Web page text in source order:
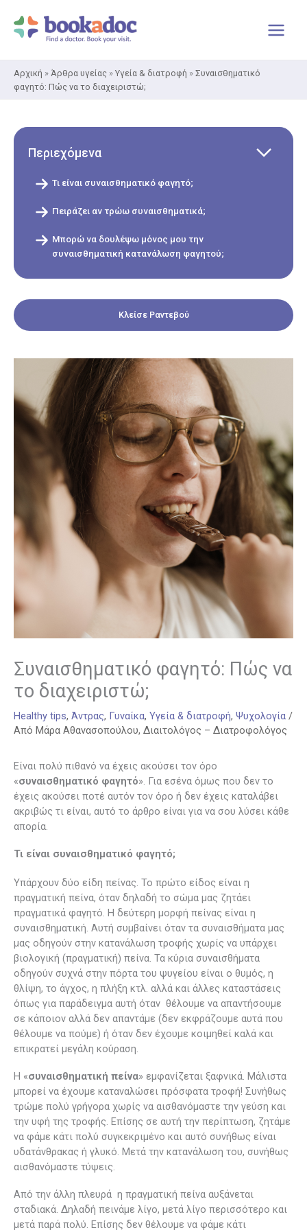
στο
περιεχόμενο
Αρχική » Άρθρα υγείας » Υγεία & διατροφή » Συναισθηματικό
φαγητό: Πώς να το διαχειριστώ;
Συναισθηματικό φαγητό: Πώς να
το διαχειριστώ;
Healthy tips, Άντρας, Γυναίκα, Υγεία & διατροφή, Ψυχολογία /
Από Μάρα Αθανασοπούλου, Διαιτολόγος – Διατροφολόγος
Είναι πολύ πιθανό να έχεις ακούσει τον όρο
«συναισθηματικό φαγητό». Για εσένα όμως που δεν το
έχεις ακούσει ποτέ αυτόν τον όρο ή δεν έχεις καταλάβει
ακριβώς τι είναι, αυτό το άρθρο είναι για να σου λύσει κάθε
απορία.
Τι είναι συναισθηματικό φαγητό;
Υπάρχουν δύο είδη πείνας. Το πρώτο είδος είναι η
πραγματική πείνα, όταν δηλαδή το σώμα μας ζητάει
πραγματικά φαγητό. Η δεύτερη μορφή πείνας είναι η
συναισθηματική. Αυτή συμβαίνει όταν τα συναισθήματα μας
μας οδηγούν στην κατανάλωση τροφής χωρίς να υπάρχει
βιολογική (πραγματική) πείνα. Τα κύρια συναισθήματα
οδηγούν συχνά στην πόρτα του ψυγείου είναι ο θυμός, η
θλίψη, το άγχος, η πλήξη κτλ. αλλά και άλλες καταστάσεις
όπως για παράδειγμα αυτή όταν θέλουμε να απαντήσουμε
σε κάποιον αλλά δεν απαντάμε (δεν εκφράζουμε αυτά που
θέλουμε να πούμε) ή όταν δεν έχουμε κοιμηθεί καλά και
επικρατεί μεγάλη κούραση.
Η «συναισθηματική πείνα» εμφανίζεται ξαφνικά. Μάλιστα
μπορεί να έχουμε καταναλώσει πρόσφατα τροφή! Συνήθως
τρώμε πολύ γρήγορα χωρίς να αισθανόμαστε την γεύση και
την υφή της τροφής. Επίσης σε αυτή την περίπτωση, ζητάμε
να φάμε κάτι πολύ συγκεκριμένο και αυτό συνήθως είναι
υδατάνθρακας ή γλυκό. Μετά την κατανάλωση του, συνήθως
αισθανόμαστε τύψεις.
Από την άλλη πλευρά η πραγματική πείνα αυξάνεται
σταδιακά. Δηλαδή πεινάμε λίγο, μετά λίγο περισσότερο και
μετά παρά πολύ. Επίσης δεν θέλουμε να φάμε κάτι
Περιεχόμενα
Τι είναι συναισθηματικό φαγητό;
Πειράζει αν τρώω συναισθηματικά;
Μπορώ να δουλέψω μόνος μου την
συναισθηματική κατανάλωση φαγητού;
Κλείσε Ραντεβού